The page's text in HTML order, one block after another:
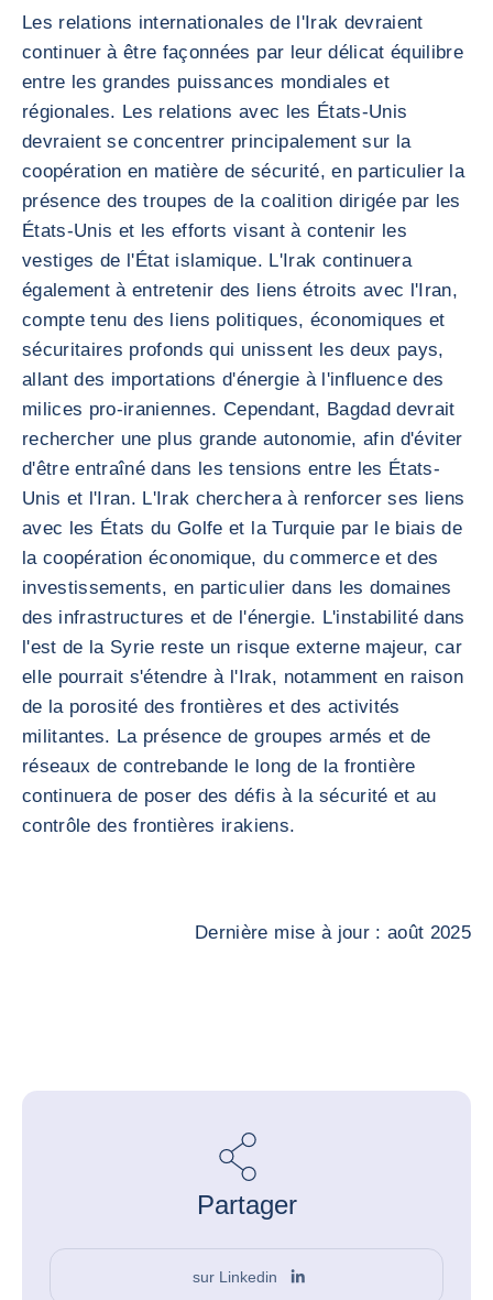
Les relations internationales de l'Irak devraient
continuer à être façonnées par leur délicat équilibre
entre les grandes puissances mondiales et
régionales. Les relations avec les États-Unis
devraient se concentrer principalement sur la
coopération en matière de sécurité, en particulier la
présence des troupes de la coalition dirigée par les
États-Unis et les efforts visant à contenir les
vestiges de l'État islamique. L'Irak continuera
également à entretenir des liens étroits avec l'Iran,
compte tenu des liens politiques, économiques et
sécuritaires profonds qui unissent les deux pays,
allant des importations d'énergie à l'influence des
milices pro-iraniennes. Cependant, Bagdad devrait
rechercher une plus grande autonomie, afin d'éviter
d'être entraîné dans les tensions entre les États-
Unis et l'Iran. L'Irak cherchera à renforcer ses liens
avec les États du Golfe et la Turquie par le biais de
la coopération économique, du commerce et des
investissements, en particulier dans les domaines
des infrastructures et de l'énergie. L'instabilité dans
l'est de la Syrie reste un risque externe majeur, car
elle pourrait s'étendre à l'Irak, notamment en raison
de la porosité des frontières et des activités
militantes. La présence de groupes armés et de
réseaux de contrebande le long de la frontière
continuera de poser des défis à la sécurité et au
contrôle des frontières irakiens.
Dernière mise à jour : août 2025
Partager
sur Linkedin